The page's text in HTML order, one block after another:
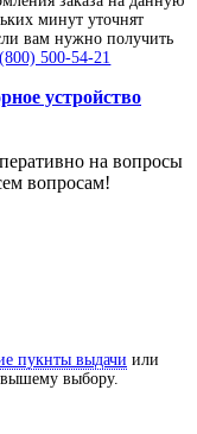
минут уточнят
вам нужно получить
500-54-21
устройство
на вопросы
вопросам!
пукнты выдачи или
выбору.